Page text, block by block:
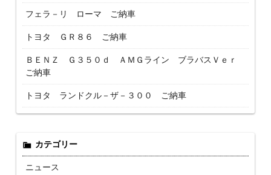
フェラ－リ ローマ ご納車
トヨタ ＧＲ８６ ご納車
ＢＥＮＺ Ｇ３５０ｄ ＡＭＧライン ブラバスＶｅｒ
ご納車
トヨタ ランドクル－ザ－３００ ご納車
カテゴリー
ニュース